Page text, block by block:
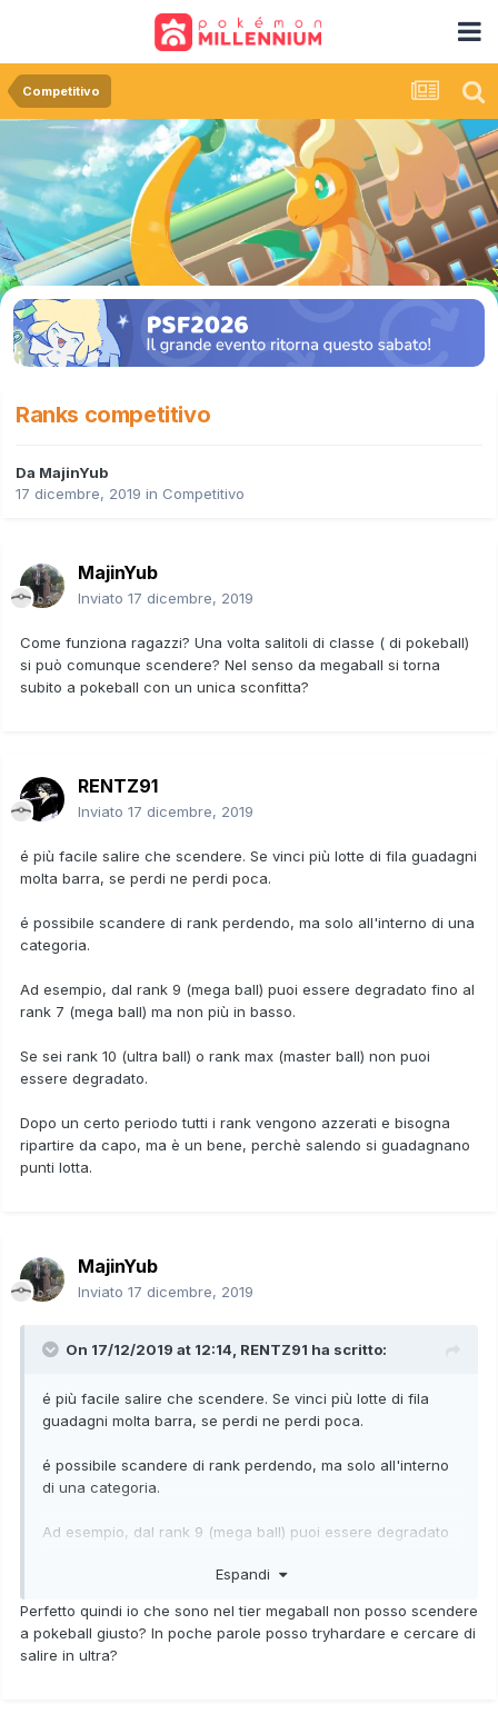
Competitivo
Ranks competitivo
Da MajinYub
17 dicembre, 2019 in Competitivo
MajinYub
Inviato 17 dicembre, 2019
Come funziona ragazzi? Una volta salitoli di classe ( di pokeball)
si può comunque scendere? Nel senso da megaball si torna
subito a pokeball con un unica sconfitta?
RENTZ91
Inviato 17 dicembre, 2019
é più facile salire che scendere. Se vinci più lotte di fila guadagni
molta barra, se perdi ne perdi poca.
é possibile scandere di rank perdendo, ma solo all'interno di una
categoria.
Ad esempio, dal rank 9 (mega ball) puoi essere degradato fino al
rank 7 (mega ball) ma non più in basso.
Se sei rank 10 (ultra ball) o rank max (master ball) non puoi
essere degradato.
Dopo un certo periodo tutti i rank vengono azzerati e bisogna
ripartire da capo, ma è un bene, perchè salendo si guadagnano
punti lotta.
MajinYub
Inviato 17 dicembre, 2019
On 17/12/2019 at 12:14, RENTZ91 ha scritto:
é più facile salire che scendere. Se vinci più lotte di fila
guadagni molta barra, se perdi ne perdi poca.
é possibile scandere di rank perdendo, ma solo all'interno
di una categoria.
Ad esempio, dal rank 9 (mega ball) puoi essere degradato
essere degradato.
Dopo un certo periodo tutti i rank vengono azzerati e
Espandi
Perfetto quindi io che sono nel tier megaball non posso scendere
a pokeball giusto? In poche parole posso tryhardare e cercare di
salire in ultra?